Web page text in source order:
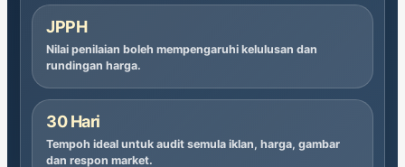
JPPH
Nilai penilaian boleh mempengaruhi kelulusan dan
rundingan harga.
30 Hari
Tempoh ideal untuk audit semula iklan, harga, gambar
dan respon market.